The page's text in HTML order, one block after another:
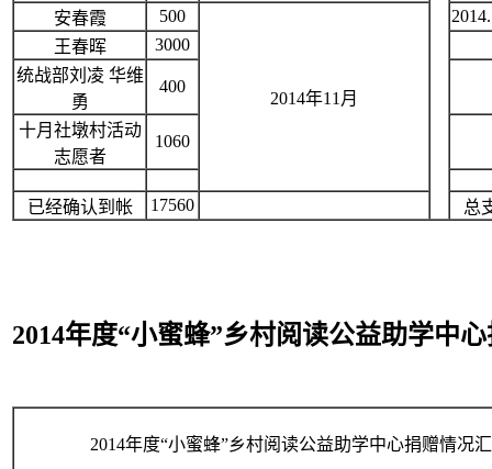
安春霞
500
2014年11月
王春晖
3000
统战部刘凌 华维
勇
400
十月社墩村活动
志愿者
1060
已经确认到帐 17560 总
2014年度“小蜜蜂”乡村阅读公益助学中
2014年度“小蜜蜂”乡村阅读公益助学中心捐赠情况